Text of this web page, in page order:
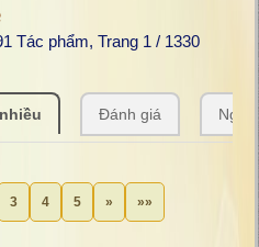
Tác phẩm, Trang 1 / 1330
Đánh giá
3 4 5 » »»